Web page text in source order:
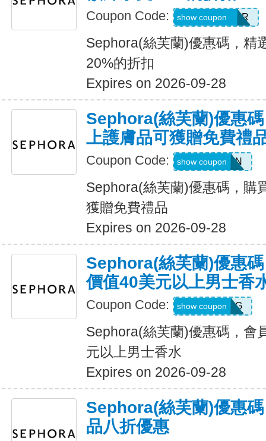
Coupon Code: ELLISNECTAR
show coupon
Sephora(絲芙蘭)優惠碼，精
20%的折扣
Expires on 2026-09-28
Sephora(絲芙蘭)優惠
上護膚品可獲贈免費禮
Coupon Code: YESSKIN
show coupon
Sephora(絲芙蘭)優惠碼，購
獲贈免費禮品
Expires on 2026-09-28
Sephora(絲芙蘭)優惠
價值40美元以上男士香
Coupon Code: MENSFRAG
show coupon
Sephora(絲芙蘭)優惠碼，會
元以上男士香水
Expires on 2026-09-28
Sephora(絲芙蘭)優惠
品八折優惠